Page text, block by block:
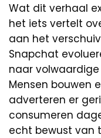
Wat dit verhaal
het iets vertelt
aan het
Snapchat
naar
Mensen bouwen
adverteren er
consumeren
echt bewust van